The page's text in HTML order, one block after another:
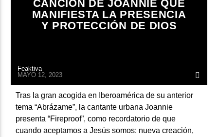
CANCIÓN DE JOANNIE QUE
MANIFIESTA LA PRESENCIA
Y PROTECCIÓN DE DIOS
Feaktiva
MAYO 12, 2023
Tras la gran acogida en Iberoamérica de su anterior
tema “Abrázame”, la cantante urbana Joannie
presenta “Fireproof”, como recordatorio de que
cuando aceptamos a Jesús somos: nueva creación,